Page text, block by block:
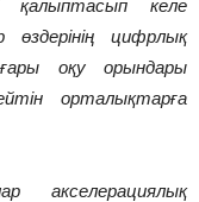
қалыптасып келе
цифрлық
оқу орындары
орталықтарға
акселерациялық